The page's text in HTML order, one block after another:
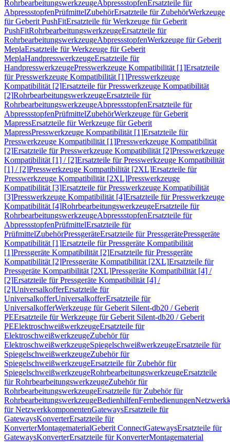
RohrbearbeitungswerkzeugeAbpressstopfenErsatzteile für
AbpressstopfenPrüfmittelZubehörErsatzteile für ZubehörWerkzeuge
für Geberit PushFitErsatzteile für Werkzeuge für Geberit
PushFitRohrbearbeitungswerkzeugeErsatzteile für
RohrbearbeitungswerkzeugeAbpressstopfenWerkzeuge für Geberit
MeplaErsatzteile für Werkzeuge für Geberit
MeplaHandpresswerkzeugeErsatzteile für
HandpresswerkzeugePresswerkzeuge Kompatibilität [1]Ersatzteile
für Presswerkzeuge Kompatibilität [1]Presswerkzeuge
Kompatibilität [2]Ersatzteile für Presswerkzeuge Kompatibilität
[2]RohrbearbeitungswerkzeugeErsatzteile für
RohrbearbeitungswerkzeugeAbpressstopfenErsatzteile für
AbpressstopfenPrüfmittelZubehörWerkzeuge für Geberit
MapressErsatzteile für Werkzeuge für Geberit
MapressPresswerkzeuge Kompatibilität [1]Ersatzteile für
Presswerkzeuge Kompatibilität [1]Presswerkzeuge Kompatibilität
[2]Ersatzteile für Presswerkzeuge Kompatibilität [2]Presswerkzeuge
Kompatibilität [1] / [2]Ersatzteile für Presswerkzeuge Kompatibilität
[1] / [2]Presswerkzeuge Kompatibilität [2XL]Ersatzteile für
Presswerkzeuge Kompatibilität [2XL]Presswerkzeuge
Kompatibilität [3]Ersatzteile für Presswerkzeuge Kompatibilität
[3]Presswerkzeuge Kompatibilität [4]Ersatzteile für Presswerkzeuge
Kompatibilität [4]RohrbearbeitungswerkzeugeErsatzteile für
RohrbearbeitungswerkzeugeAbpressstopfenErsatzteile für
AbpressstopfenPrüfmittelErsatzteile für
PrüfmittelZubehörPressgeräteErsatzteile für PressgerätePressgeräte
Kompatibilität [1]Ersatzteile für Pressgeräte Kompatibilität
[1]Pressgeräte Kompatibilität [2]Ersatzteile für Pressgeräte
Kompatibilität [2]Pressgeräte Kompatibilität [2XL]Ersatzteile für
Pressgeräte Kompatibilität [2XL]Pressgeräte Kompatibilität [4] /
[2]Ersatzteile für Pressgeräte Kompatibilität [4] /
[2]UniversalkofferErsatzteile für
UniversalkofferUniversalkofferErsatzteile für
UniversalkofferWerkzeuge für Geberit Silent-db20 / Geberit
PEErsatzteile für Werkzeuge für Geberit Silent-db20 / Geberit
PEElektroschweißwerkzeugeErsatzteile für
ElektroschweißwerkzeugeZubehör für
ElektroschweißwerkzeugeSpiegelschweißwerkzeugeErsatzteile für
SpiegelschweißwerkzeugeZubehör für
SpiegelschweißwerkzeugeErsatzteile für Zubehör für
SpiegelschweißwerkzeugeRohrbearbeitungswerkzeugeErsatzteile
für RohrbearbeitungswerkzeugeZubehör für
RohrbearbeitungswerkzeugeErsatzteile für Zubehör für
RohrbearbeitungswerkzeugeBedienhilfenFernbedienungen
für NetzwerkkomponentenGatewaysErsatzteile für
GatewaysKonverterErsatzteile für
KonverterMontagematerialGeberit ConnectGatewaysErsatzteile für
GatewaysKonverterErsatzteile für KonverterMontagematerial